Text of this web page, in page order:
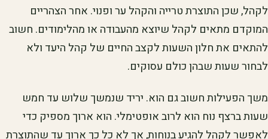
לקהל, שכן התוצרת טרייה והקהל ער ופנוי. אחר הצהריים
המוקדם מתאים לקהל שיוצא מהעבודה או מהלימודים. חשוב
להתאים את חלון השעות לקצב החיים של קהל היעד ולא
לבחור שעות שבהן כולם עסוקים.
משך הפעילות חשוב גם הוא. יריד שנמשך שלוש עד חמש
שעות ברצף נוח הוא לרוב אופטימלי. הוא ארוך מספיק כדי
לאפשר לקהל להגיע בנוחות, אך לא כל כך ארוך עד שהתוצרת